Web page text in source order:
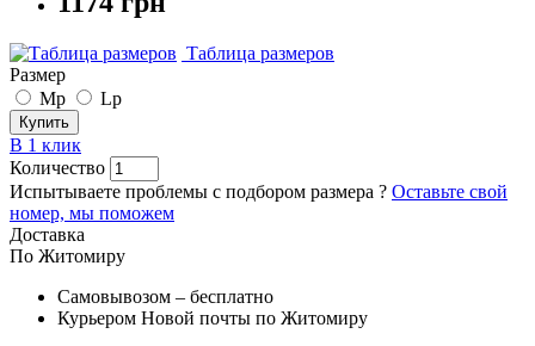
Таблица размеров
Размер
Mp
Lp
Купить
В 1 клик
Количество
Испытываете проблемы с подбором размера ? Оставьте свой
номер, мы поможем
Доставка
По Житомиру
Самовывозом – бесплатно
Курьером Новой почты по Житомиру